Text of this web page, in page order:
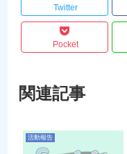
Twitter
Pocket
関連記事
活動報告